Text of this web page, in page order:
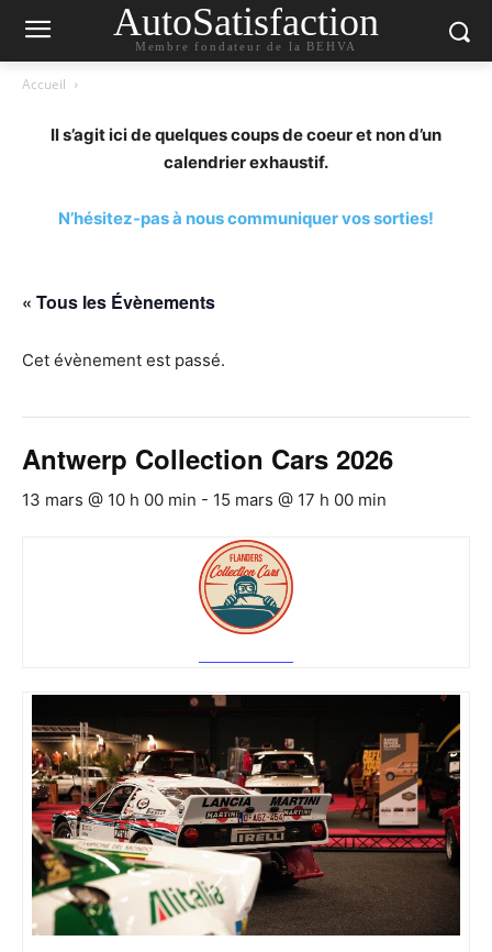
AutoSatisfaction
Membre fondateur de la BEHVA
Accueil
Il s’agit ici de quelques coups de coeur et non d’un
calendrier exhaustif.
N’hésitez-pas à nous communiquer vos sorties!
« Tous les Évènements
Cet évènement est passé.
Antwerp Collection Cars 2026
13 mars @ 10 h 00 min - 15 mars @ 17 h 00 min